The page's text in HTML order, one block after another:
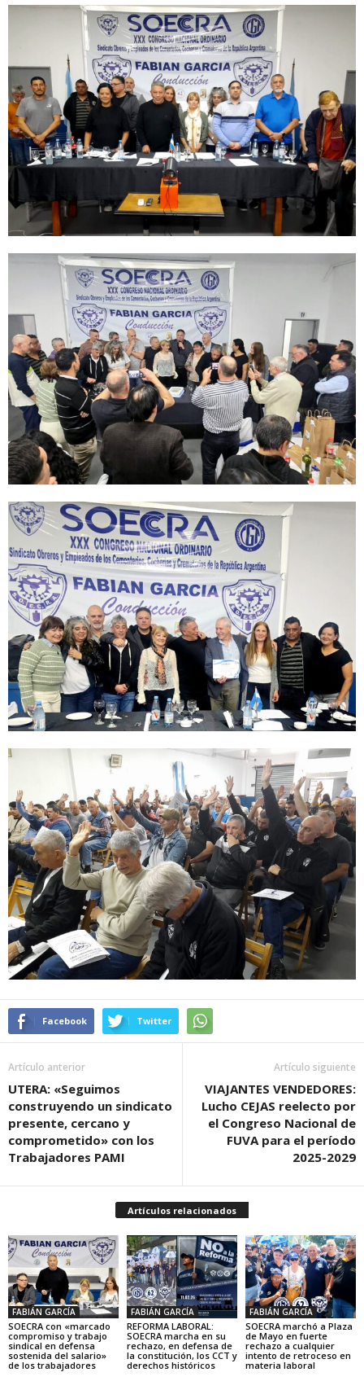
Facebook Twitter
Artículo anterior
UTERA: «Seguimos
construyendo un sindicato
presente, cercano y
comprometido» con los
Trabajadores PAMI
Artículo siguiente
VIAJANTES VENDEDORES:
Lucho CEJAS reelecto por
el Congreso Nacional de
FUVA para el período
2025-2029
Artículos relacionados
FABIÁN GARCÍA
SOECRA con «marcado
compromiso y trabajo
sindical en defensa
sostenida del salario»
de los trabajadores
FABIÁN GARCÍA
REFORMA LABORAL:
SOECRA marcha en su
rechazo, en defensa de
la constitución, los CCT y
derechos históricos
FABIÁN GARCÍA
SOECRA marchó a Plaza
de Mayo en fuerte
rechazo a cualquier
intento de retroceso en
materia laboral